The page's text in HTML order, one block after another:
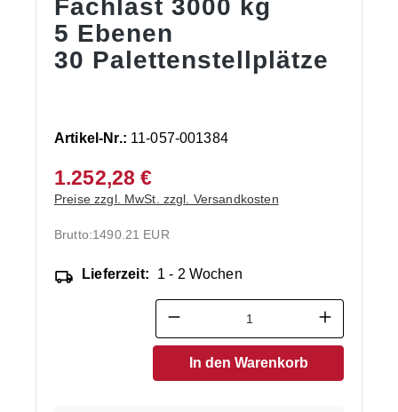
Fachlast 3000 kg
5 Ebenen
30 Palettenstellplätze
Artikel-Nr.: 11-057-001384
1.252,28 €
Preise zzgl. MwSt. zzgl. Versandkosten
Brutto:1490.21 EUR
Lieferzeit: 1 - 2 Wochen
Produkt Anzahl: Gib den
In den Warenkorb